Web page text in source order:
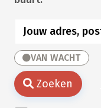
VAN WACHT
Zoeken